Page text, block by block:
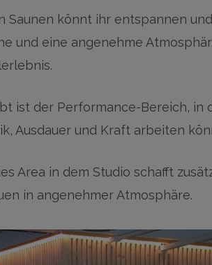
Saunen könnt ihr entspannen
und eine angenehme
ist der Performance-Bereich, in
Ausdauer und Kraft arbeiten
Area in dem Studio schafft
in angenehmer Atmosphäre.